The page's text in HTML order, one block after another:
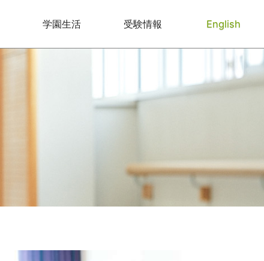
学園生活 受験情報 English